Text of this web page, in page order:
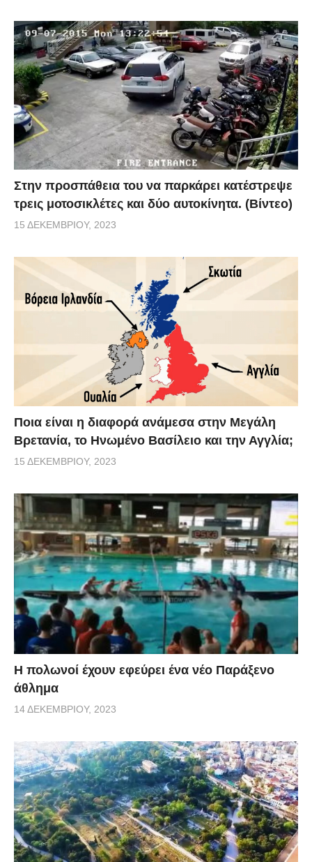
Στην προσπάθεια του να παρκάρει κατέστρεψε
τρεις μοτοσικλέτες και δύο αυτοκίνητα. (Βίντεο)
15 ΔΕΚΕΜΒΡΊΟΥ, 2023
Ποια είναι η διαφορά ανάμεσα στην Μεγάλη
Βρετανία, το Ηνωμένο Βασίλειο και την Αγγλία;
15 ΔΕΚΕΜΒΡΊΟΥ, 2023
Η πολωνοί έχουν εφεύρει ένα νέο Παράξενο
άθλημα
14 ΔΕΚΕΜΒΡΊΟΥ, 2023